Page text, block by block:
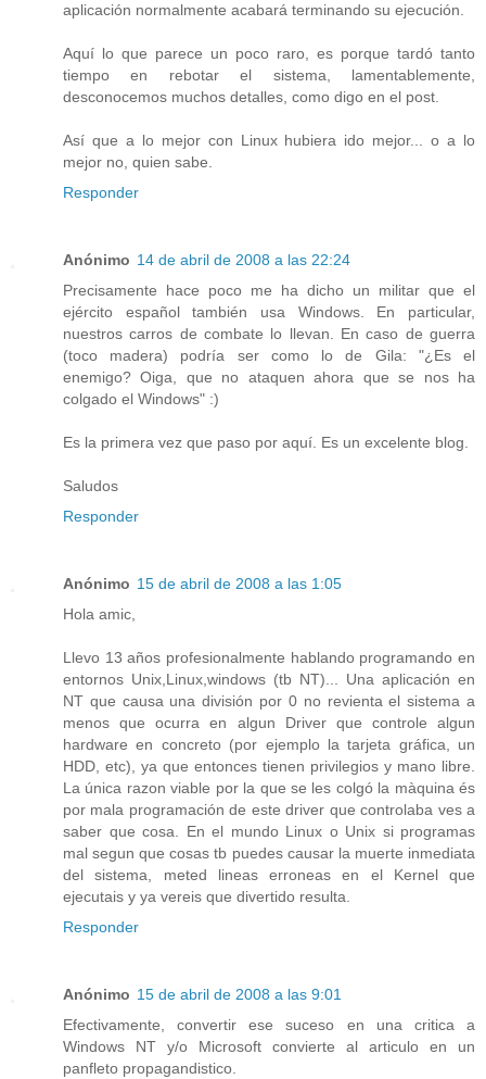
aplicación normalmente acabará terminando su ejecución.
Aquí lo que parece un poco raro, es porque tardó tanto
tiempo en rebotar el sistema, lamentablemente,
desconocemos muchos detalles, como digo en el post.
Así que a lo mejor con Linux hubiera ido mejor... o a lo
mejor no, quien sabe.
Responder
Anónimo 14 de abril de 2008 a las 22:24
Precisamente hace poco me ha dicho un militar que el
ejército español también usa Windows. En particular,
nuestros carros de combate lo llevan. En caso de guerra
(toco madera) podría ser como lo de Gila: "¿Es el
enemigo? Oiga, que no ataquen ahora que se nos ha
colgado el Windows" :)
Es la primera vez que paso por aquí. Es un excelente blog.
Saludos
Responder
Anónimo 15 de abril de 2008 a las 1:05
Hola amic,
Llevo 13 años profesionalmente hablando programando en
entornos Unix,Linux,windows (tb NT)... Una aplicación en
NT que causa una división por 0 no revienta el sistema a
menos que ocurra en algun Driver que controle algun
hardware en concreto (por ejemplo la tarjeta gráfica, un
HDD, etc), ya que entonces tienen privilegios y mano libre.
La única razon viable por la que se les colgó la màquina és
por mala programación de este driver que controlaba ves a
saber que cosa. En el mundo Linux o Unix si programas
mal segun que cosas tb puedes causar la muerte inmediata
del sistema, meted lineas erroneas en el Kernel que
ejecutais y ya vereis que divertido resulta.
Responder
Anónimo 15 de abril de 2008 a las 9:01
Efectivamente, convertir ese suceso en una critica a
Windows NT y/o Microsoft convierte al articulo en un
panfleto propagandistico.